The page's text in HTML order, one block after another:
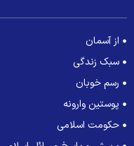
از آسمان
سبک زندگی
رسم خوبان
پوستین وارونه
حکومت اسلامی